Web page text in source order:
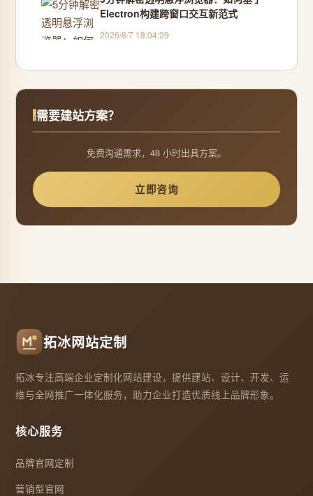
Electron构建跨窗口交互新范式
2026/8/7 18:04:29
需要建站方案？
免费沟通需求，48 小时出具方案。
立即咨询
拓冰网站定制
拓冰专注高端企业定制化网站建设，提供建站、设计、开发、运
维与全网推广一体化服务，助力企业打造优质线上品牌形象。
核心服务
品牌官网定制
营销型官网